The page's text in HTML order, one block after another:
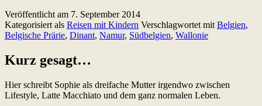
Anfänger:
Prärie,
Amelie
ganz
viel
voir-
vi­
Veröffentlicht am 7. September 2014
Kategorisiert als Reisen mit Kindern Verschlagwortet mit Belgien,
Belgische Prärie, Dinant, Namur, Südbelgien, Wallonie
Kurz gesagt…
Hier schreibt Sophie als dreifache Mutter irgendwo zwischen
Lifestyle, Latte Macchiato und dem ganz normalen Leben.